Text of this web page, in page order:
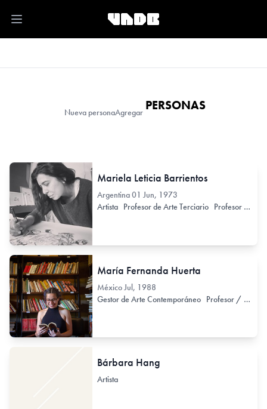
Open main menu
Nueva personaAgregar PERSONAS
Mariela Leticia Barrientos
Argentina01 Jun, 1973
Artista Profesor de Arte Terciario Profesor de Arte Secundario
María Fernanda Huerta
MéxicoJul, 1988
Gestor de Arte Contemporáneo Profesor / Docente no formal
Bárbara Hang
Artista